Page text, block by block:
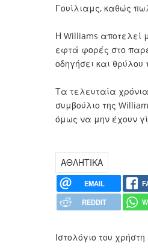
Γουίλιαμς, καθώς
Η Williams αποτελεί
εφτά φορές στο
οδηγήσει και
Τα τελευταία χρόνια
συμβούλιο της
όμως να μην έχουν
ΑΘΛΗΤΙΚΑ
EMAIL
REDDIT
Ιστολόγιο του